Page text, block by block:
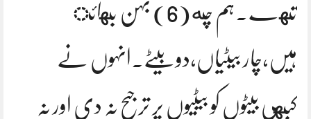
تهے.ہم چه(6) بہن بهائ
ہیں،چار بیٹیاں،دو بیٹے.انہوں نے
کبهی بیٹوں کو بیٹیوں پر ترجیح نہ دی اور نہ